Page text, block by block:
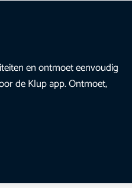
en ontmoet eenvoudig
de Klup app. Ontmoet,